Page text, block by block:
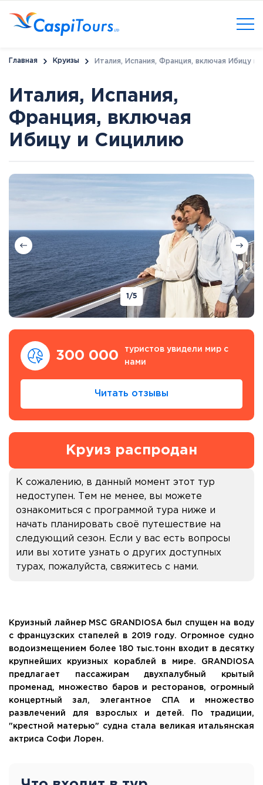
Главная Круизы Италия, Испания, Франция, включая Ибицу и
Италия, Испания,
Франция, включая
Ибицу и Сицилию
1 /5
300 000
туристов увидели мир с
нами
Читать отзывы
Круиз распродан
К сожалению, в данный момент этот тур
недоступен. Тем не менее, вы можете
ознакомиться с программой тура ниже и
начать планировать своё путешествие на
следующий сезон. Если у вас есть вопросы
или вы хотите узнать о других доступных
турах, пожалуйста, свяжитесь с нами.
Круизный лайнер MSC GRANDIOSA был спущен на воду
с французских стапелей в 2019 году. Огромное судно
водоизмещением более 180 тыс.тонн входит в десятку
крупнейших круизных кораблей в мире. GRANDIOSA
предлагает пассажирам двухпалубный крытый
променад, множество баров и ресторанов, огромный
концертный зал, элегантное СПА и множество
развлечений для взрослых и детей. По традиции,
"крестной матерью" судна стала великая итальянская
актриса Софи Лорен.